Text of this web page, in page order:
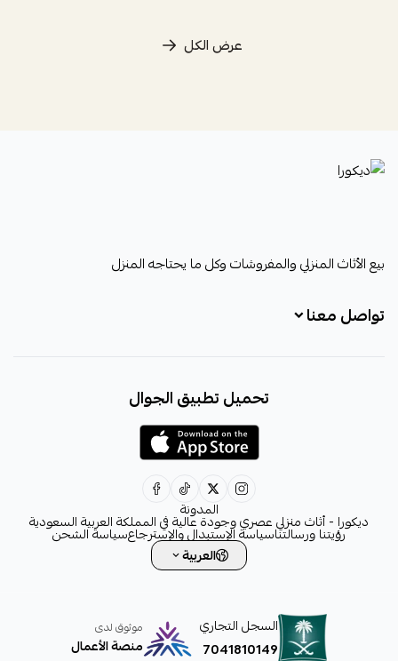
عرض الكل
ديكورا
بيع الأثاث المنزلي والمفروشات وكل ما يحتاجه المنزل
تواصل معنا
decora6586@gmail.com
تحميل تطبيق الجوال
المدونة
ديكورا - أثاث منزلي عصري وجودة عالية في المملكة العربية السعودية
رؤيتنا ورسالتناسياسة الإستبدال والإسترجاعسياسة الشحن
العربية
السجل التجاري
7041810149
موثوق لدى
منصة الأعمال